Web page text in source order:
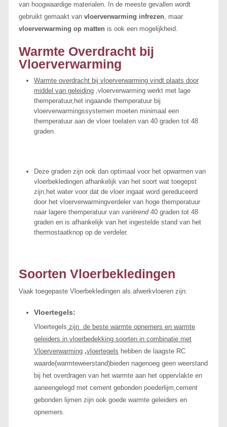
van hoogwaardige materialen. In de meeste gevallen wordt
gebruikt gemaakt van vloerverwarming infrezen, maar
vloerverwarming op matten is ook een mogelijkheid.
Warmte Overdracht bij
Vloerverwarming
Warmte overdracht bij vloerverwarming vindt plaats door
middel van geleiding ,vloerverwarming werkt met lage
themperatuur,het ingaande themperatuur bij
vloerverwarmingssystemen moeten minimaal een
themperatuur aan de vloer toelaten van 40 graden tot 48
graden.
Deze graden zijn ook dan optimaal voor het opwarmen van
vloerbekledingen afhankelijk van het soort wat toegepst
zijn,het water voor dat de vloer ingaat word gereduceerd
door het vloerverwarmingverdeler van hoge themperatuur
naar lagere themperatuur van variërend40 graden tot 48
graden en is afhankelijk van het ingestelde stand van het
thermostaatknop op de verdeler.
Soorten Vloerbekledingen
Vaak toegepaste Vloerbekledingen als afwerkvloeren zijn:
Vloertegels:
Vloertegels zijn de beste warmte opnemers en warmte
geleiders in vloerbedekking soorten in combinatie met
Vloerverwarming ,vloertegels hebben de laagste RC
waarde(warmteweerstand)bieden nagenoeg geen weerstand
bij het overdragen van het warmte aan het oppervlakte en
aaneengelegd met cement gebonden poederlijm,cement
gebonden lijmen zijn ook goede warmte geleiders en
opnemers.